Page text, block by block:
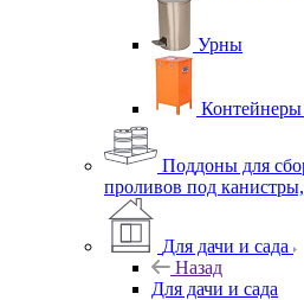
Урны
Поддоны для
проливов под
Для дачи и сада
Назад
Для дачи и сада